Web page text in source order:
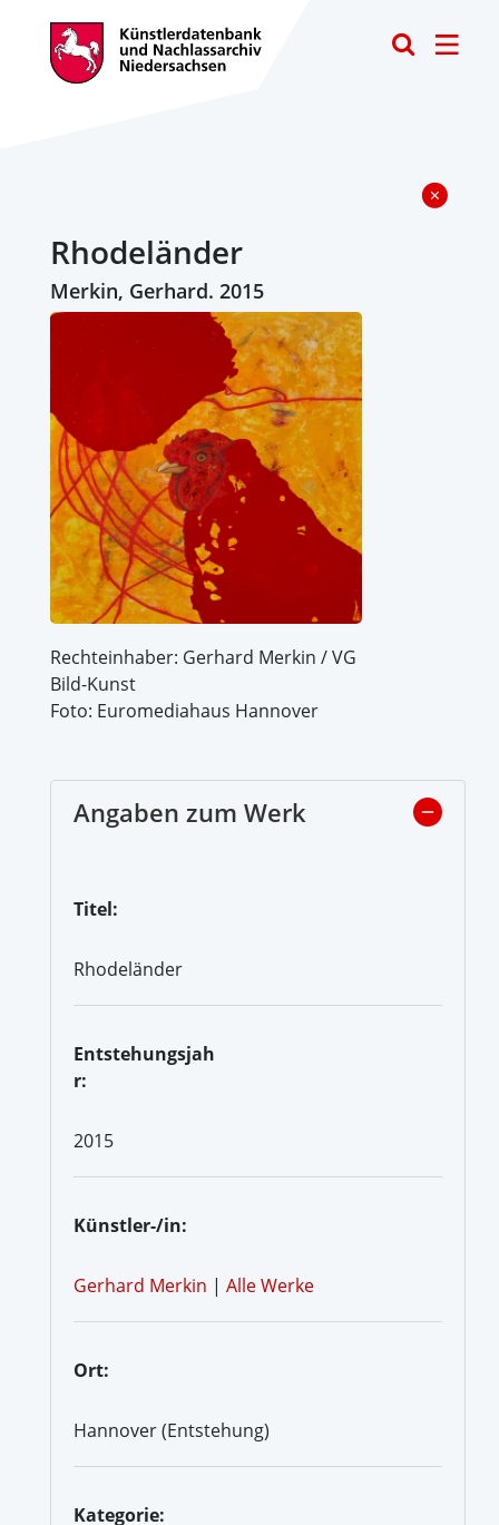
Rhodeländer
Merkin, Gerhard. 2015
Rechteinhaber: Gerhard Merkin / VG
Bild-Kunst
Foto: Euromediahaus Hannover
Angaben zum Werk
Titel:
Rhodeländer
Entstehungsjah
r:
2015
Künstler-/in:
Gerhard Merkin | Alle Werke
Ort:
Hannover (Entstehung)
Kategorie: